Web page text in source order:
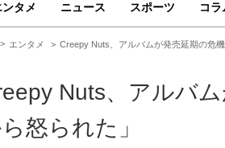
ンタメ ニュース スポーツ コラ
エンタメ Creepy Nuts、アルバムが発売延期の危
Nuts、アルバ
怒られた」